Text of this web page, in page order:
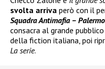
svolta arriva però con il
Squadra Antimafia –
consacra al grande
della fiction italiana, poi
La serie.